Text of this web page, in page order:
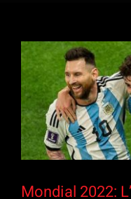
Voir
l'image
agrandie
Mondial 2022: